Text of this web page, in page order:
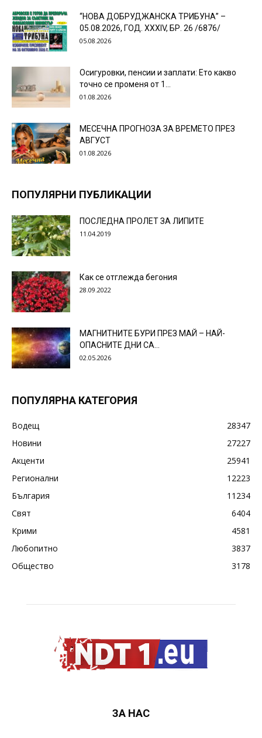
“НОВА ДОБРУДЖАНСКА ТРИБУНА” –
05.08.2026, ГОД. XXХIV, БР. 26 /6876/
05.08.2026
Осигуровки, пенсии и заплати: Ето какво
точно се променя от 1...
01.08.2026
МЕСЕЧНА ПРОГНОЗА ЗА ВРЕМЕТО ПРЕЗ
АВГУСТ
01.08.2026
ПОПУЛЯРНИ ПУБЛИКАЦИИ
ПОСЛЕДНА ПРОЛЕТ ЗА ЛИПИТЕ
11.04.2019
Как се отглежда бегония
28.09.2022
МАГНИТНИТЕ БУРИ ПРЕЗ МАЙ – НАЙ-
ОПАСНИТЕ ДНИ СА…
02.05.2026
ПОПУЛЯРНА КАТЕГОРИЯ
Водещ
28347
Новини
27227
Акценти
25941
Регионални
12223
България
11234
Свят
6404
Крими
4581
Любопитно
3837
Общество
3178
ЗА НАС